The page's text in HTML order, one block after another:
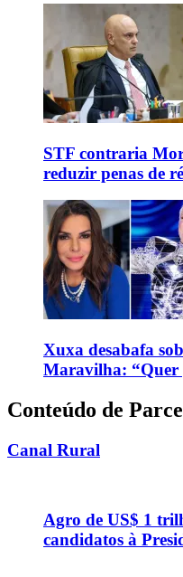
STF contraria
reduzir penas de
Xuxa desabafa
Maravilha: “Quer
Conteúdo de
Canal Rural
Agro de US$ 1
candidatos à